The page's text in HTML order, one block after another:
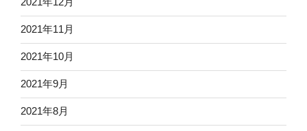
2021年11月
2021年10月
2021年9月
2021年8月